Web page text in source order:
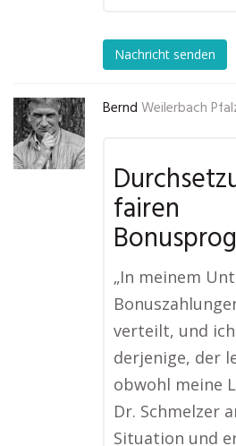
Nachricht senden
Bernd Weilerbach
fairen
„In meinem
verteilt, und
derjenige, der
obwohl meine
Dr. Schmelzer
Situation und